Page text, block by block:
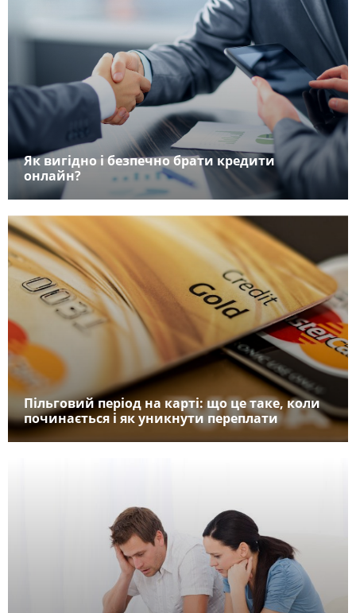
Як вигідно і безпечно брати кредити
онлайн?
Пільговий період на карті: що це таке, коли
починається і як уникнути переплати